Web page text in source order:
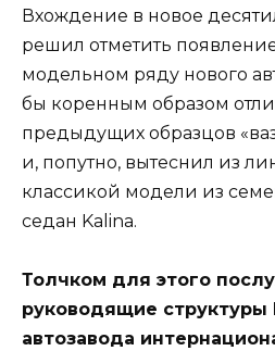
Вхождение в новое
решил отметить
модельном ряду нового
бы коренным образом
предыдущих образцов
и, попутно, вытеснил из
классикой модели из
седан Kalina.
Толчком для этого
руководящие структуры
автозавода